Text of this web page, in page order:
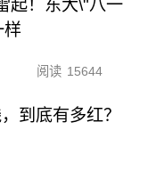
起！东大\"八一
样
阅读 15644
到底有多红？